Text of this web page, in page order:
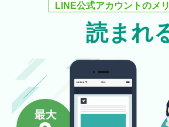
LINE公式アカウントのメ
読まれ